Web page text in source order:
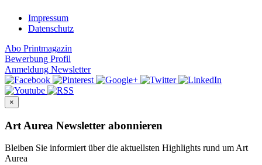
Impressum
Datenschutz
Abo Printmagazin
Bewerbung Profil
Anmeldung Newsletter
×
Art Aurea Newsletter abonnieren
Bleiben Sie informiert über die aktuellsten Highlights rund um Art
Aurea